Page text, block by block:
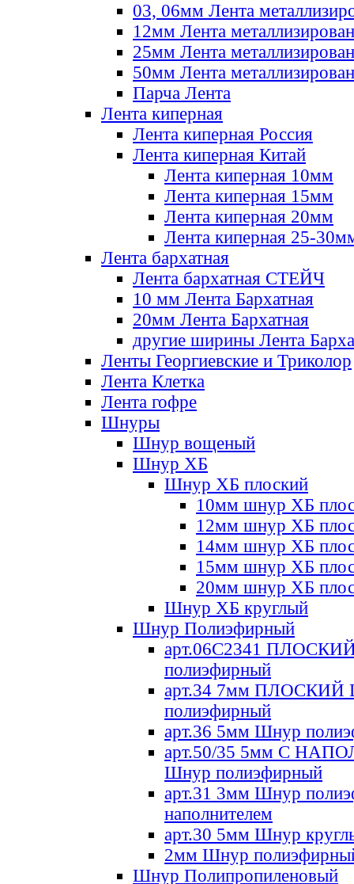
03, 06мм Лента
12мм Лента
25мм Лента
50мм Лента
Парча Лента
Лента киперная
Лента киперная Россия
Лента киперная Китай
Лента киперная 10мм
Лента киперная 15мм
Лента киперная 20мм
Лента киперная 25-
Лента бархатная
Лента бархатная СТЕЙЧ
10 мм Лента Бархатная
20мм Лента Бархатная
другие ширины Лента
Ленты Георгиевские и Триколор
Лента Клетка
Лента гофре
Шнуры
Шнур вощеный
Шнур ХБ
Шнур ХБ плоский
10мм шнур ХБ
12мм шнур ХБ
14мм шнур ХБ
15мм шнур ХБ
20мм шнур ХБ
Шнур ХБ круглый
Шнур Полиэфирный
арт.06С2341
полиэфирный
арт.34 7мм ПЛОСКИЙ
полиэфирный
арт.36 5мм Шнур
арт.50/35 5мм С
Шнур полиэфирный
арт.31 3мм Шнур
наполнителем
арт.30 5мм Шнур
2мм Шнур
Шнур Полипропиленовый